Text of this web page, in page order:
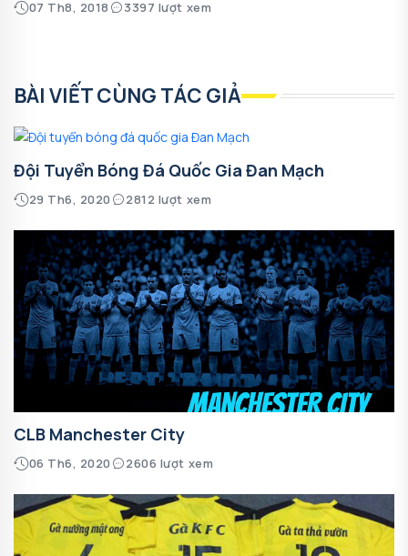
07 Th8, 2018 3397 lượt xem
BÀI VIẾT CÙNG TÁC GIẢ
Đội Tuyển Bóng Đá Quốc Gia Đan Mạch
29 Th6, 2020 2812 lượt xem
CLB Manchester City
06 Th6, 2020 2606 lượt xem